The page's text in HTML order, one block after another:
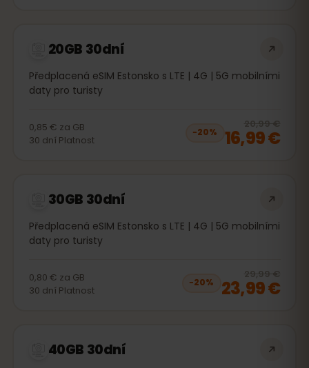
20GB 30dní
Předplacená eSIM Estonsko s LTE | 4G | 5G mobilními
daty pro turisty
0,85 € za GB
30 dní Platnost
−20%
20,99 €
16,99 €
30GB 30dní
Předplacená eSIM Estonsko s LTE | 4G | 5G mobilními
daty pro turisty
0,80 € za GB
30 dní Platnost
−20%
29,99 €
23,99 €
40GB 30dní